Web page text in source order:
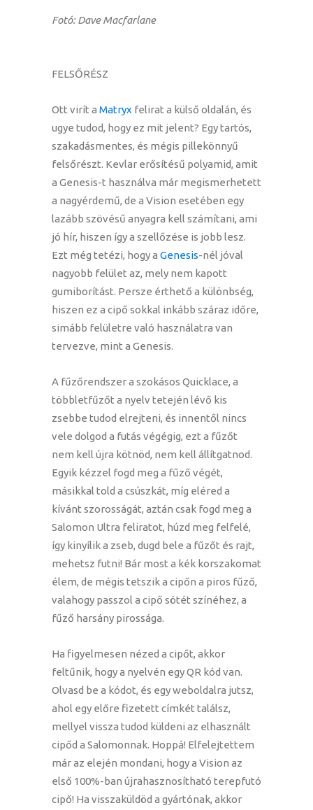
Fotó: Dave Macfarlane
FELSŐRÉSZ
Ott virít a Matryx felirat a külső oldalán, és
ugye tudod, hogy ez mit jelent? Egy tartós,
szakadásmentes, és mégis pillekönnyű
felsőrészt. Kevlar erősítésű polyamid, amit
a Genesis-t használva már megismerhetett
a nagyérdemű, de a Vision esetében egy
lazább szövésű anyagra kell számítani, ami
jó hír, hiszen így a szellőzése is jobb lesz.
Ezt még tetézi, hogy a Genesis-nél jóval
nagyobb felület az, mely nem kapott
gumiborítást. Persze érthető a különbség,
hiszen ez a cipő sokkal inkább száraz időre,
simább felületre való használatra van
tervezve, mint a Genesis.
A fűzőrendszer a szokásos Quicklace, a
többletfűzőt a nyelv tetején lévő kis
zsebbe tudod elrejteni, és innentől nincs
vele dolgod a futás végégig, ezt a fűzőt
nem kell újra kötnöd, nem kell állítgatnod.
Egyik kézzel fogd meg a fűző végét,
másikkal told a csúszkát, míg eléred a
kívánt szorosságát, aztán csak fogd meg a
Salomon Ultra feliratot, húzd meg felfelé,
így kinyílik a zseb, dugd bele a fűzőt és rajt,
mehetsz futni! Bár most a kék korszakomat
élem, de mégis tetszik a cipőn a piros fűző,
valahogy passzol a cipő sötét színéhez, a
fűző harsány pirossága.
Ha figyelmesen nézed a cipőt, akkor
feltűnik, hogy a nyelvén egy QR kód van.
Olvasd be a kódot, és egy weboldalra jutsz,
ahol egy előre fizetett címkét találsz,
mellyel vissza tudod küldeni az elhasznált
cipőd a Salomonnak. Hoppá! Elfelejtettem
már az elején mondani, hogy a Vision az
első 100%-ban újrahasznosítható terepfutó
cipő! Ha visszaküldöd a gyártónak, akkor